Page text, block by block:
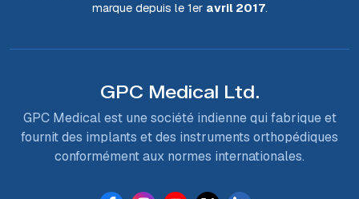
marque depuis le 1er avril 2017.
GPC Medical Ltd.
GPC Medical est une société indienne qui fabrique et
fournit des implants et des instruments orthopédiques
conformément aux normes internationales.